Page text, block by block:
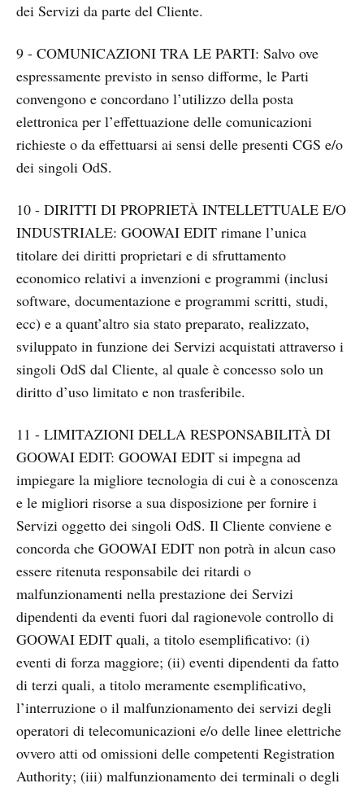
dei Servizi da parte del Cliente.
9 - COMUNICAZIONI TRA LE PARTI: Salvo ove
espressamente previsto in senso difforme, le Parti
convengono e concordano l’utilizzo della posta
elettronica per l’effettuazione delle comunicazioni
richieste o da effettuarsi ai sensi delle presenti CGS e/o
dei singoli OdS.
10 - DIRITTI DI PROPRIETÀ INTELLETTUALE E/O
INDUSTRIALE: GOOWAI EDIT rimane l’unica
titolare dei diritti proprietari e di sfruttamento
economico relativi a invenzioni e programmi (inclusi
software, documentazione e programmi scritti, studi,
ecc) e a quant’altro sia stato preparato, realizzato,
sviluppato in funzione dei Servizi acquistati attraverso i
singoli OdS dal Cliente, al quale è concesso solo un
diritto d’uso limitato e non trasferibile.
11 - LIMITAZIONI DELLA RESPONSABILITÀ DI
GOOWAI EDIT: GOOWAI EDIT si impegna ad
impiegare la migliore tecnologia di cui è a conoscenza
e le migliori risorse a sua disposizione per fornire i
Servizi oggetto dei singoli OdS. Il Cliente conviene e
concorda che GOOWAI EDIT non potrà in alcun caso
essere ritenuta responsabile dei ritardi o
malfunzionamenti nella prestazione dei Servizi
dipendenti da eventi fuori dal ragionevole controllo di
GOOWAI EDIT quali, a titolo esemplificativo: (i)
eventi di forza maggiore; (ii) eventi dipendenti da fatto
di terzi quali, a titolo meramente esemplificativo,
l’interruzione o il malfunzionamento dei servizi degli
operatori di telecomunicazioni e/o delle linee elettriche
ovvero atti od omissioni delle competenti Registration
Authority; (iii) malfunzionamento dei terminali o degli